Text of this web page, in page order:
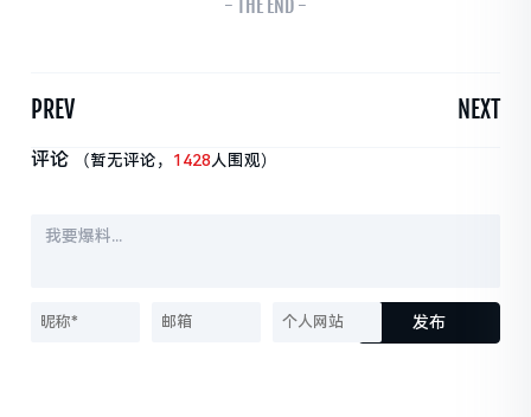
- THE END -
PREV NEXT
评论 （暂无评论， 1428人围观）
发布